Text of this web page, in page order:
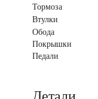
Тормоза
Втулки
Обода
Покрышки
Педали
Детали